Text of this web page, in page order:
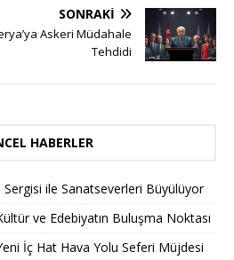
SONRAKI
Askeri Müdahale
Tehdidi
HABERLER
Sergisi ile Sanatseverleri Büyülüyor
ve Edebiyatın Buluşma Noktası
İç Hat Hava Yolu Seferi Müjdesi